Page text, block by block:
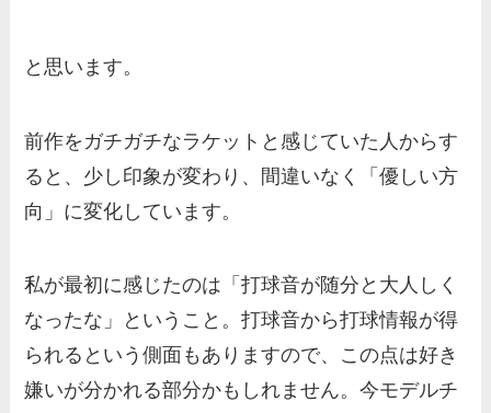
と思います。
前作をガチガチなラケットと感じていた人からす
ると、少し印象が変わり、間違いなく「優しい方
向」に変化しています。
私が最初に感じたのは「打球音が随分と大人しく
なったな」ということ。打球音から打球情報が得
られるという側面もありますので、この点は好き
嫌いが分かれる部分かもしれません。今モデルチ